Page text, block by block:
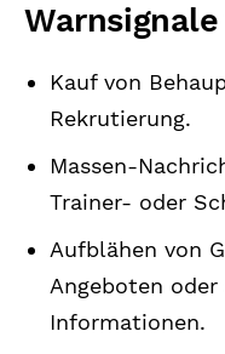
Kauf von
Rekrutierung.
Massen-
Trainer- oder
Aufblähen von
Angeboten oder
Informationen.